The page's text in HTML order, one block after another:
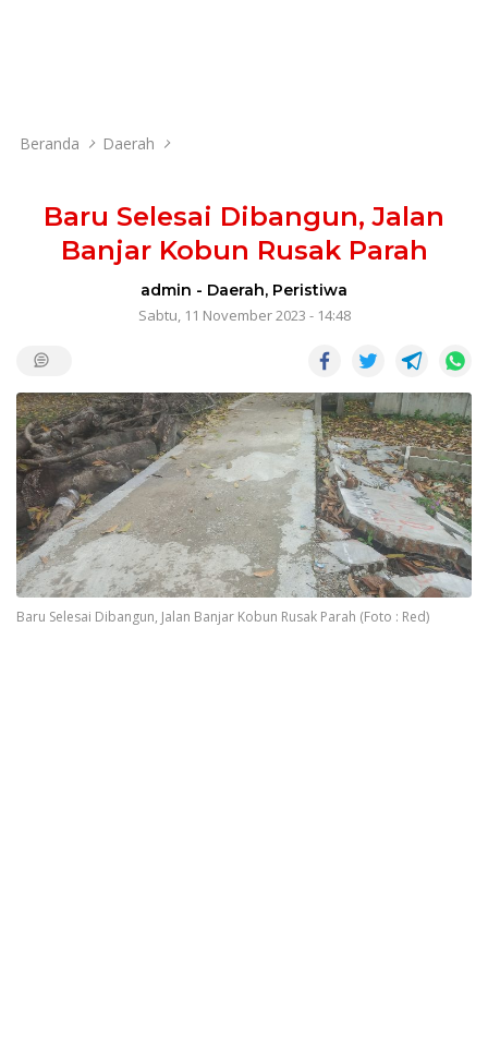
Beranda Daerah
Baru Selesai Dibangun, Jalan
Banjar Kobun Rusak Parah
admin - Daerah, Peristiwa
Sabtu, 11 November 2023 - 14:48
Baru Selesai Dibangun, Jalan Banjar Kobun Rusak Parah (Foto : Red)